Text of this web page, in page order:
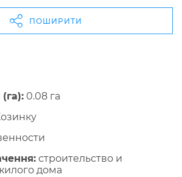
ПОШИРИТИ
(га): 0.08 га
строительство и
дома